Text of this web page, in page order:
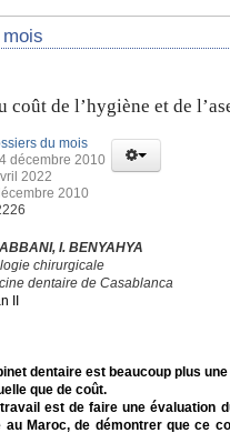
coût de l’hygiène et de
du mois
décembre 2010
2022
2010
I. BENYAHYA
chirurgicale
dentaire de Casablanca
II
dentaire est beaucoup plus
que de coût.
est de faire une évaluation
au Maroc, de démontrer que ce